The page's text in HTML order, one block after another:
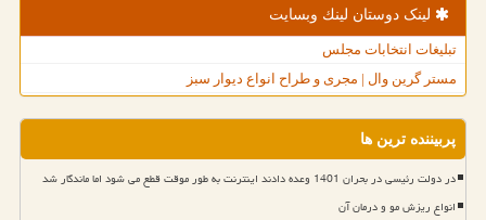
لینک دوستان لینك وبسایت
تبلیغات انتخابات مجلس
مستر گرین وال | مجری و طراح انواع دیوار سبز
پربیننده ترین ها
در دولت رئیسی در بحران 1401 وعده دادند اینترنت به طور موقت قطع می شود اما ماندگار شد
انواع ریزش مو و درمان آن